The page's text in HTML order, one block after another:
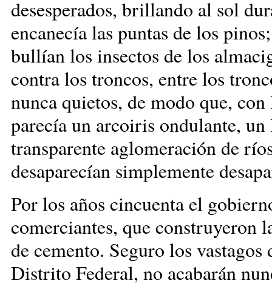
desesperados, brillando al sol
encanecía las puntas de los
bullían los insectos de los
contra los troncos, entre los
nunca quietos, de modo que,
parecía un arcoiris ondulante,
transparente aglomeración de
desaparecían simplemente
Por los años cincuenta el
comerciantes, que construyeron
de cemento. Seguro los
Distrito Federal, no acabarán